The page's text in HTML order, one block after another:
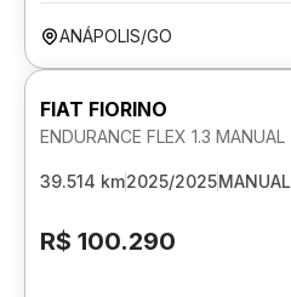
ANÁPOLIS/GO
FIAT FIORINO
ENDURANCE FLEX 1.3 MANUAL
39.514 km2025/2025MANUAL
R$ 100.290